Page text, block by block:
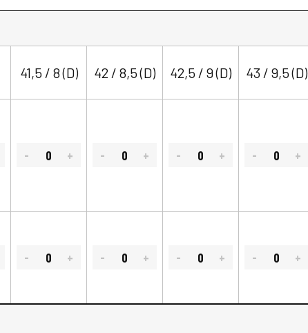
41,5 / 8 (D) 42 / 8,5 (D) 42,5 / 9 (D) 43 / 9,5 (D)